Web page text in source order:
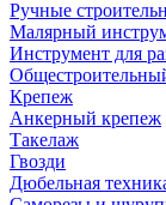
Ручные
Малярный
Инструмент для
Крепеж
Анкерный крепеж
Такелаж
Гвозди
Дюбельная